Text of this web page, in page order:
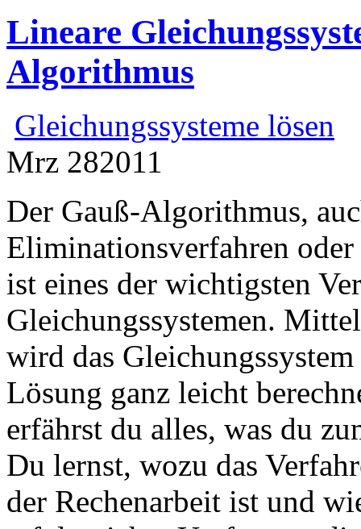
Lineare
Algorithmus
Gleichungssysteme lösen
Mrz 282011
Der Gauß-Algorithmus,
Eliminationsverfahren
ist eines der wichtigsten
Gleichungssystemen.
wird das
Lösung ganz leicht
erfährst du alles, was du
Du lernst, wozu das
der Rechenarbeit ist und